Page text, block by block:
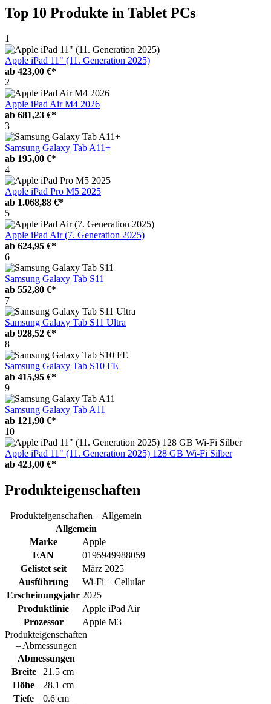
Top 10 Produkte in Tablet PCs
1
Apple iPad 11" (11. Generation 2025)
ab 423,00 €*
2
Apple iPad Air M4 2026
ab 681,23 €*
3
Samsung Galaxy Tab A11+
ab 195,00 €*
4
Apple iPad Pro M5 2025
ab 1.068,88 €*
5
Apple iPad Air (7. Generation 2025)
ab 624,95 €*
6
Samsung Galaxy Tab S11
ab 552,80 €*
7
Samsung Galaxy Tab S11 Ultra
ab 928,52 €*
8
Samsung Galaxy Tab S10 FE
ab 415,95 €*
9
Samsung Galaxy Tab A11
ab 121,90 €*
10
Apple iPad 11" (11. Generation 2025) 128 GB Wi-Fi Silber
ab 423,00 €*
Produkteigenschaften
Produkteigenschaften – Allgemein
Allgemein
Marke
Apple
EAN
0195949988059
Gelistet seit
März 2025
Ausführung
Wi-Fi + Cellular
Erscheinungsjahr 2025
Produktlinie
Apple iPad Air
Prozessor
Apple M3
Produkteigenschaften
– Abmessungen
Abmessungen
Breite
21.5 cm
Höhe
28.1 cm
Tiefe
0.6 cm